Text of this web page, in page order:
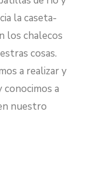
la caseta-
los chalecos
cosas.
a realizar y
a
nuestro